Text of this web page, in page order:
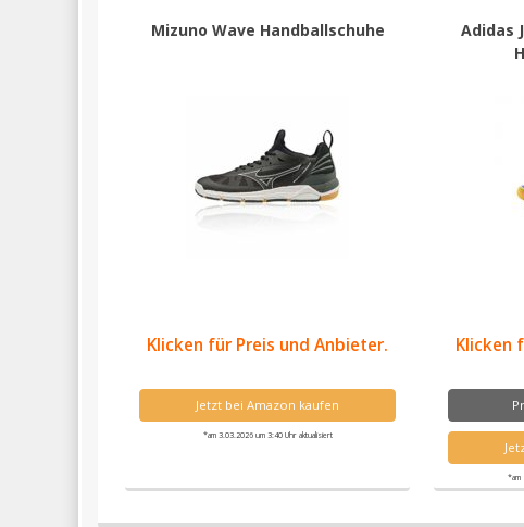
Mizuno Wave Handballschuhe
Klicken für Preis und Anbieter.
Jetzt bei Amazon kaufen
*am 3.03.2026 um 3:40 Uhr aktualisiert
Adidas
Klicken
*am